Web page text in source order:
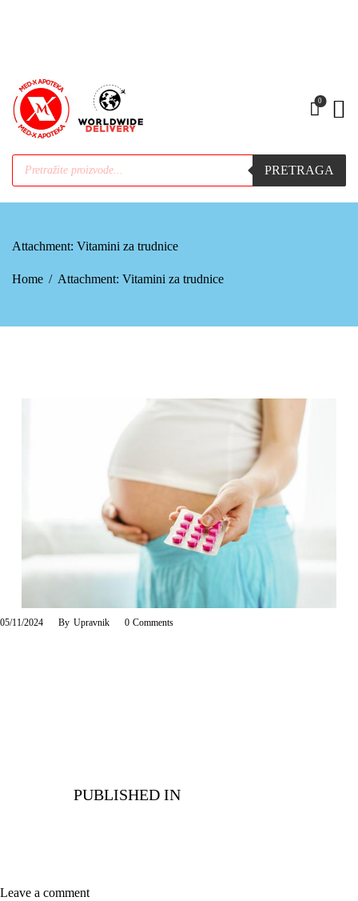
0
PRETRAGA
Attachment: Vitamini za trudnice
Home Attachment: Vitamini za trudnice
•NEGA | LEPOTA
•SEZONSKI PROIZVODI
•MAMA|BEBE|POLNO ZDRAV.
•ZDRAVLJE|ŽENA|MUŠKARACA
•SPECIJALNI SUPLEMENTI
•ZAŠTITA
05/11/2024 By Upravnik 0 Comments
PUBLISHED IN
Leave a comment